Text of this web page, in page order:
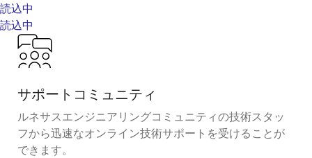
読込中
読込中
サポートコミュニティ
ルネサスエンジニアリングコミュニティの技術スタッ
フから迅速なオンライン技術サポートを受けることが
できます。